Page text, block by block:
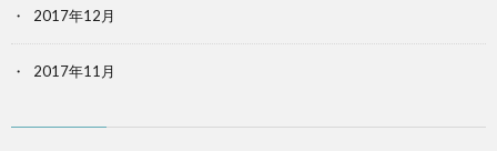
2017年12月
2017年11月